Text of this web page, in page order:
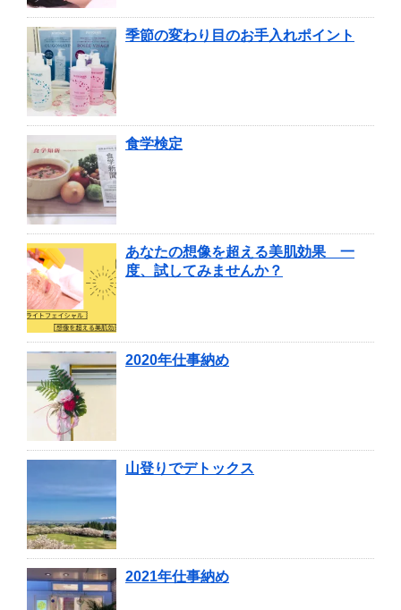
季節の変わり目のお手入れポイント
食学検定
あなたの想像を超える美肌効果 一
度、試してみませんか？
2020年仕事納め
山登りでデトックス
2021年仕事納め